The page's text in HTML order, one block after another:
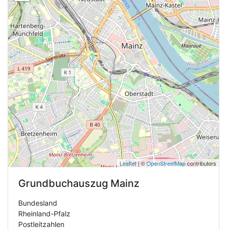
Leaflet| ©OpenStreetMapcontributors
Grundbuchauszug Mainz
Bundesland
Rheinland-Pfalz
Postleitzahlen